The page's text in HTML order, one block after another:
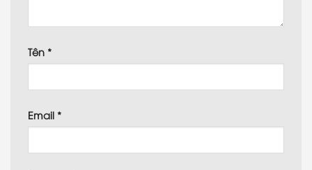
Tên *
Email *